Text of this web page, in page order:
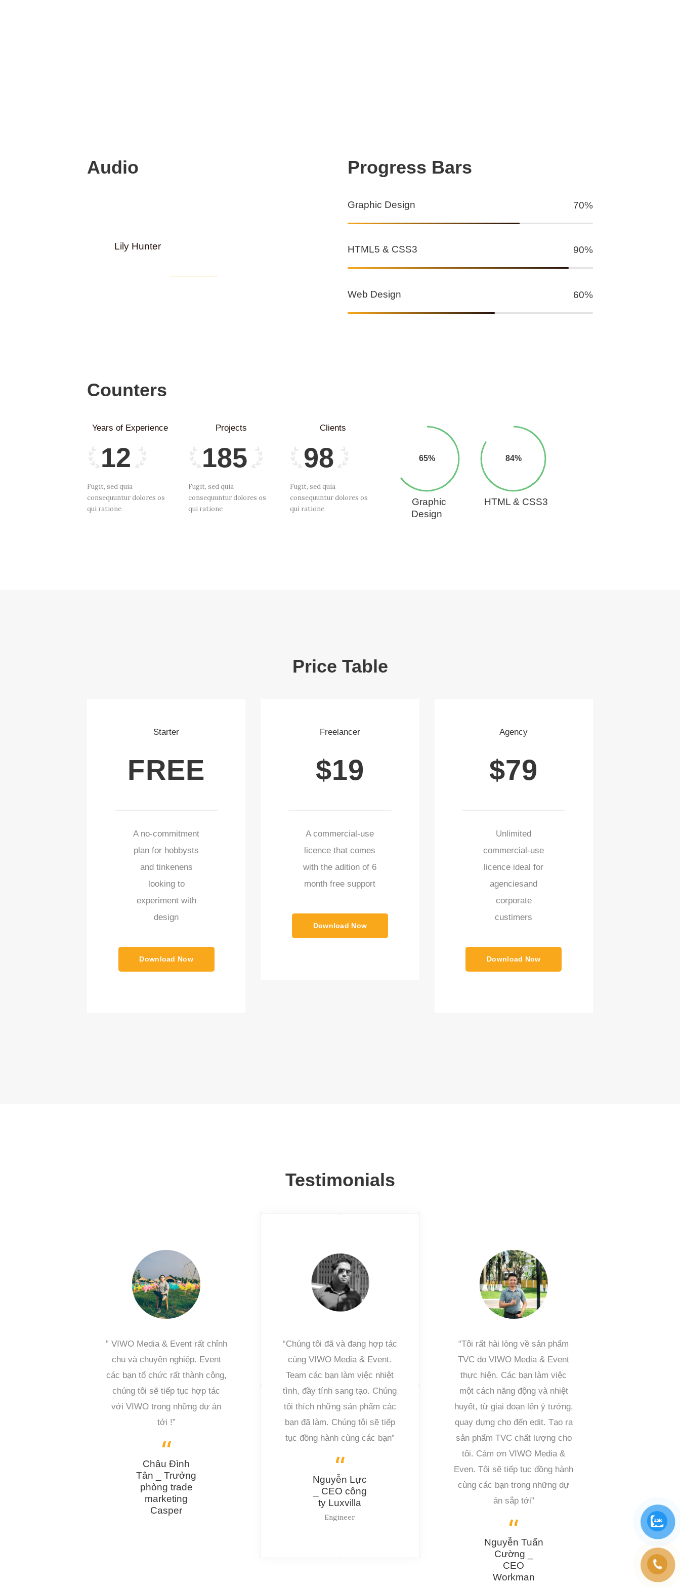
Audio
Lily Hunter
Progress Bars
Graphic Design 70%
HTML5 & CSS3 90%
Web Design 60%
Counters
Years of Experience
12
Fugit, sed quia
consequuntur dolores os
qui ratione
Projects
185
Fugit, sed quia
consequuntur dolores os
qui ratione
Clients
98
Fugit, sed quia
consequuntur dolores os
qui ratione
65%
Graphic
Design
84%
HTML & CSS3
Price Table
Starter
FREE
A no-commitment
plan for hobbysts
and tinkenens
looking to
experiment with
design
Download Now
Freelancer
$19
A commercial-use
licence that comes
with the adition of 6
month free support
Download Now
Agency
$79
Unlimited
commercial-use
licence ideal for
agenciesand
corporate
custimers
Download Now
Testimonials
” VIWO Media & Event rất chỉnh
chu và chuyên nghiệp. Event
các bạn tổ chức rất thành công,
chúng tôi sẽ tiếp tục hợp tác
với VIWO trong những dự án
tới !”
Châu Đình
Tân _ Trưởng
phòng trade
marketing
Casper
“Chúng tôi đã và đang hợp tác
cùng VIWO Media & Event.
Team các bạn làm việc nhiệt
tình, đầy tính sang tạo. Chúng
tôi thích những sản phẩm các
bạn đã làm. Chúng tôi sẽ tiếp
tục đồng hành cùng các bạn”
Nguyễn Lực
_ CEO công
ty Luxvilla
Engineer
“Tôi rất hài lòng về sản phẩm
TVC do VIWO Media & Event
thực hiện. Các bạn làm việc
một cách năng động và nhiệt
huyết, từ giai đoạn lên ý tưởng,
quay dựng cho đến edit. Tạo ra
sản phẩm TVC chất lượng cho
tôi. Cảm ơn VIWO Media &
Even. Tôi sẽ tiếp tục đồng hành
cùng các bạn trong những dự
án sắp tới”
Nguyễn Tuấn
Cường _
CEO
Workman